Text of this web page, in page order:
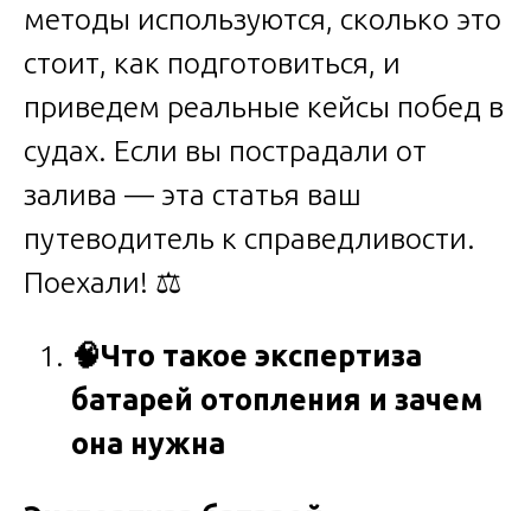
методы используются, сколько это
стоит, как подготовиться, и
приведем реальные кейсы побед в
судах. Если вы пострадали от
залива — эта статья ваш
путеводитель к справедливости.
Поехали! ⚖️
🧠Что такое экспертиза
батарей отопления и зачем
она нужна